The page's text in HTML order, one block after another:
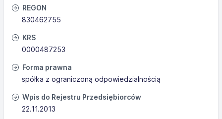
REGON
830462755
KRS
0000487253
Forma prawna
spółka z ograniczoną odpowiedzialnością
Wpis do Rejestru Przedsiębiorców
22.11.2013